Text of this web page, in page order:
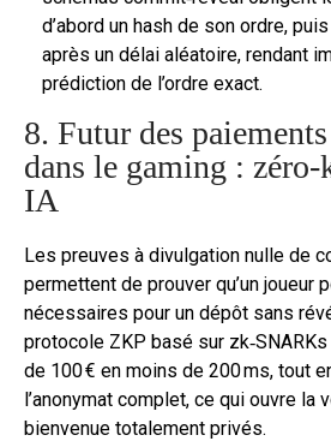
d’abord un hash de son ordre,
après un délai aléatoire, rendant
prédiction de l’ordre exact.
8. Futur des
dans le gaming :
IA
Les preuves à divulgation nulle de
permettent de prouver qu’un joueur
nécessaires pour un dépôt sans
protocole ZKP basé sur
de 100 € en moins de 200 ms, tout
l’anonymat complet, ce qui ouvre la
bienvenue totalement privés.